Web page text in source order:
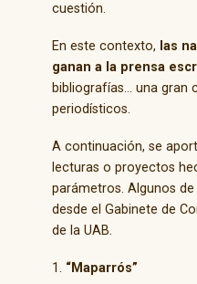
cuestión.
En este contexto, las
ganan a la prensa
bibliografías… una gran
periodísticos.
A continuación, se
lecturas o proyectos
parámetros. Algunos
desde el Gabinete de
de la UAB.
1. “Maparrós”